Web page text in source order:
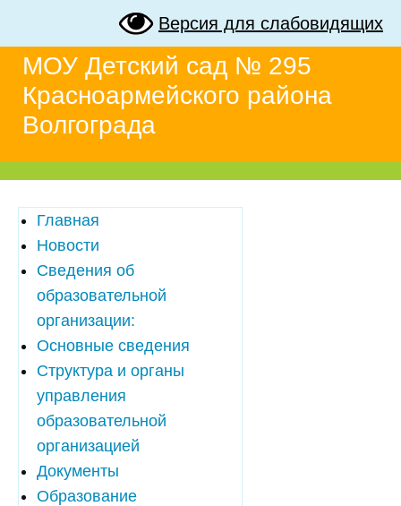
Версия для слабовидящих
МОУ Детский сад № 295
Красноармейского района
Волгограда
Главная
Новости
Сведения об
образовательной
организации:
Основные сведения
Структура и органы
управления
образовательной
организацией
Документы
Образование